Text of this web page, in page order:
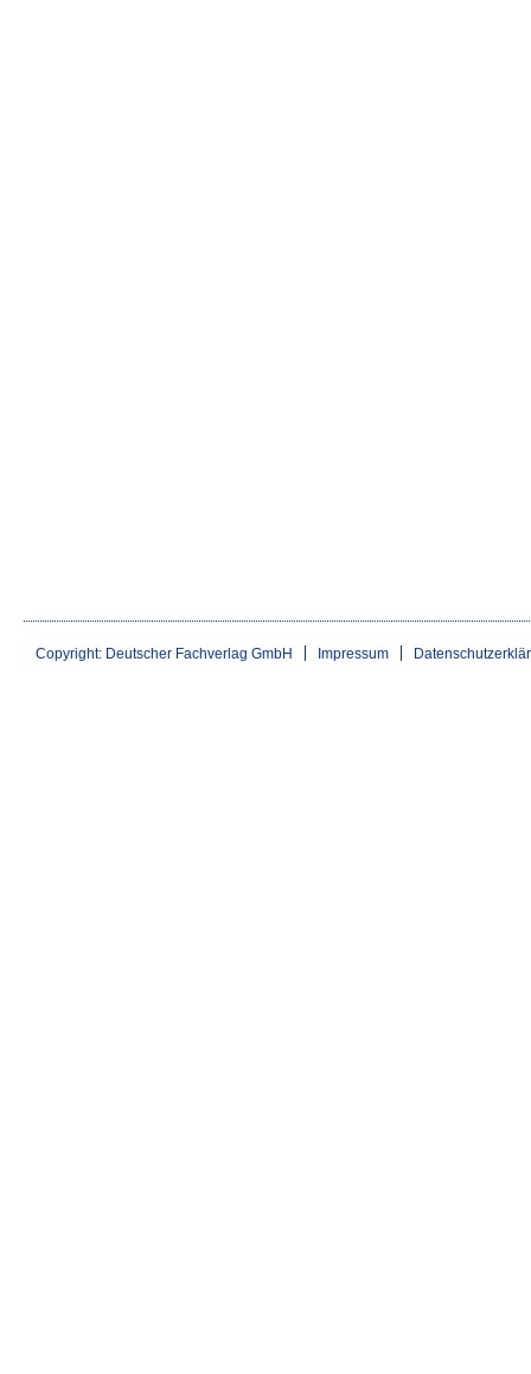
Copyright: Deutscher Fachverlag GmbH Impressum